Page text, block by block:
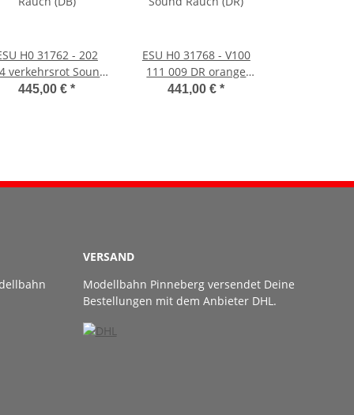
H0 31762 - 202
verkehrsrot Sound
Rauch (DB)
445,00 €*
ESU H0 31768 - V100
111 009 DR orange
Sound Rauch (DR)
441,00 €*
VERSAND
Modellbahn Pinneberg versendet Deine
Bestellungen mit dem Anbieter DHL.